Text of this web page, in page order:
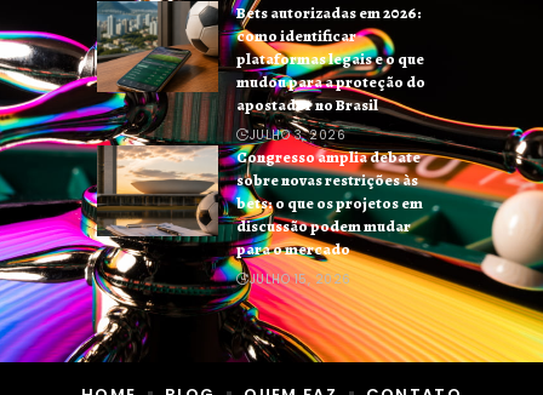
Bets autorizadas em 2026:
como identificar
plataformas legais e o que
mudou para a proteção do
apostador no Brasil
JULHO 3, 2026
Congresso amplia debate
sobre novas restrições às
bets: o que os projetos em
discussão podem mudar
para o mercado
JULHO 15, 2026